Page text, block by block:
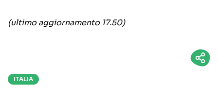
(ultimo aggiornamento 17.50)
ITALIA